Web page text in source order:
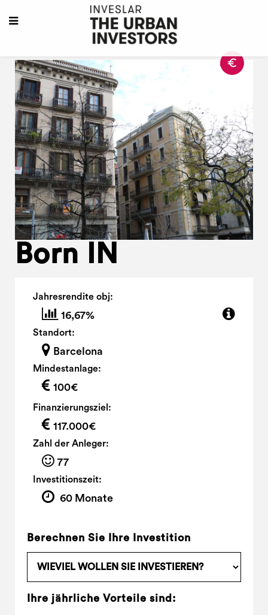
Born IN
Jahresrendite obj:
16,67%
Standort:
Barcelona
Mindestanlage:
100€
Finanzierungsziel:
117.000€
Zahl der Anleger:
77
Investitionszeit:
60 Monate
Berechnen Sie Ihre Investition
Ihre jährliche Vorteile sind: